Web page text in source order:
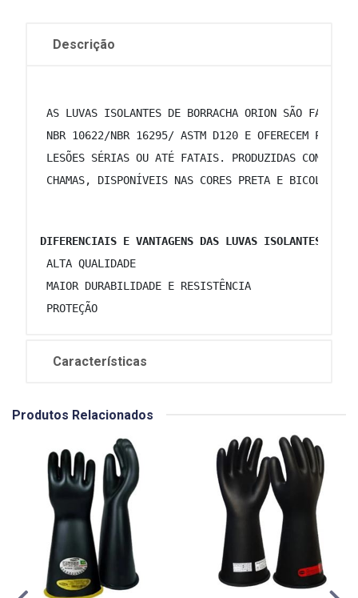
Descrição
AS LUVAS ISOLANTES DE BORRACHA ORION SÃO
NBR 10622/NBR 16295/ ASTM D120 E OFERECEM
LESÕES SÉRIAS OU ATÉ FATAIS. PRODUZIDAS COM
CHAMAS, DISPONÍVEIS NAS CORES PRETA E BICOLOR
DIFERENCIAIS E VANTAGENS DAS LUVAS ISOLANTES DE
ALTA QUALIDADE
MAIOR DURABILIDADE E RESISTÊNCIA
PROTEÇÃO
Características
Produtos Relacionados